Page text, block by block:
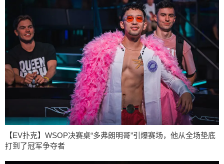
【EV扑克】WSOP决赛桌“多弗朗明哥”引爆赛场，他从全场垫底
打到了冠军争夺者